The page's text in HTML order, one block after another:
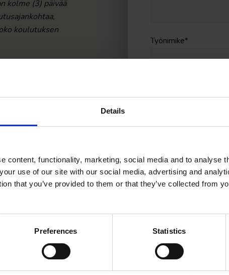
Details
content, functionality, marketing, social media and to analyse
use of our site with our social media, advertising and
that you’ve provided to them or that they’ve collected from
Preferences Statistics
kolme (3) päivää
koulutuksen
Työnimike*
Muistathan
toimittaa tarvittaessa
Yrityksen nimi*
Y-tunnus
Yrityksen osoite